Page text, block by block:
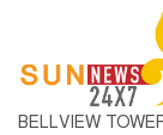
BELLVIEW